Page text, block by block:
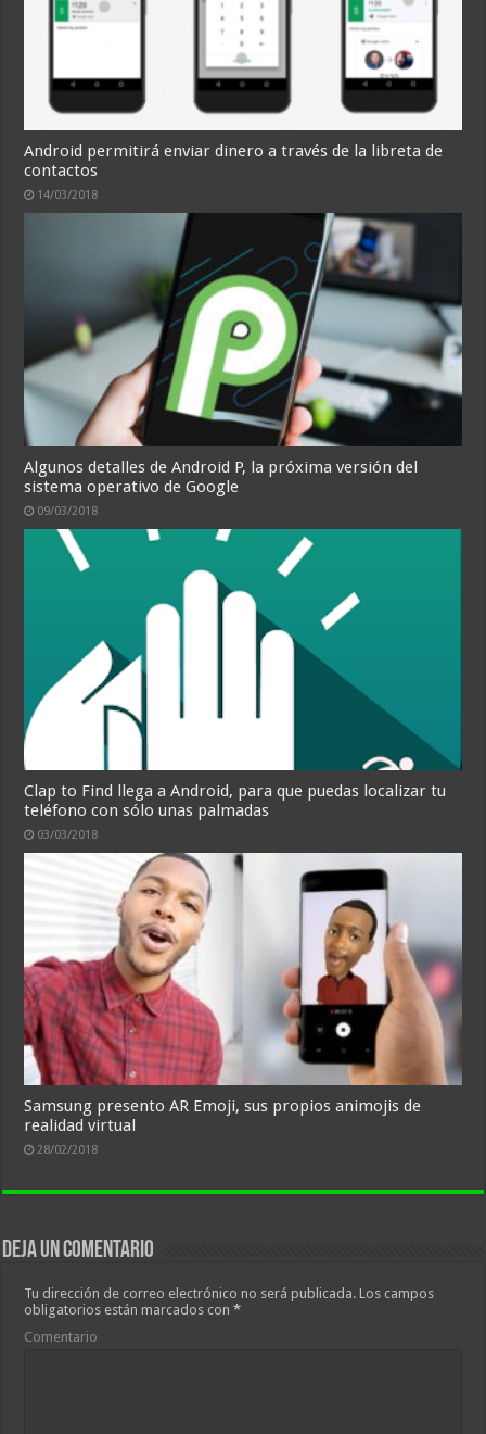
Android permitirá enviar dinero a través de la libreta de
contactos
14/03/2018
Algunos detalles de Android P, la próxima versión del
sistema operativo de Google
09/03/2018
Clap to Find llega a Android, para que puedas localizar tu
teléfono con sólo unas palmadas
03/03/2018
Samsung presento AR Emoji, sus propios animojis de
realidad virtual
28/02/2018
Deja un comentario
Tu dirección de correo electrónico no será publicada. Los campos
obligatorios están marcados con*
Comentario